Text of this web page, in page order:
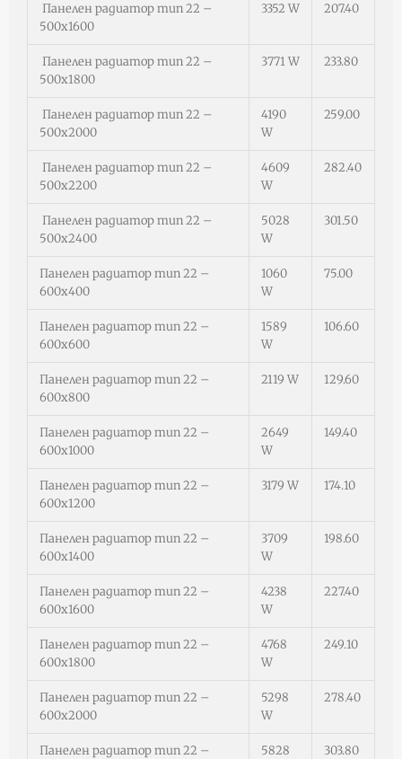
Панелен радиатор тип 22 –
500х1600
3352 W 207.40
Панелен радиатор тип 22 –
500х1800
3771 W 233.80
Панелен радиатор тип 22 –
500х2000
4190
W
259.00
Панелен радиатор тип 22 –
500х2200
4609
W
282.40
Панелен радиатор тип 22 –
500х2400
5028
W
301.50
Панелен радиатор тип 22 –
600х400
1060
W
75.00
Панелен радиатор тип 22 –
600х600
1589
W
106.60
Панелен радиатор тип 22 –
600х800
2119 W 129.60
Панелен радиатор тип 22 –
600х1000
2649
W
149.40
Панелен радиатор тип 22 –
600х1200
3179 W 174.10
Панелен радиатор тип 22 –
600х1400
3709
W
198.60
Панелен радиатор тип 22 –
600х1600
4238
W
227.40
Панелен радиатор тип 22 –
600х1800
4768
W
249.10
Панелен радиатор тип 22 –
600х2000
5298
W
278.40
Панелен радиатор тип 22 –
5828
303.80